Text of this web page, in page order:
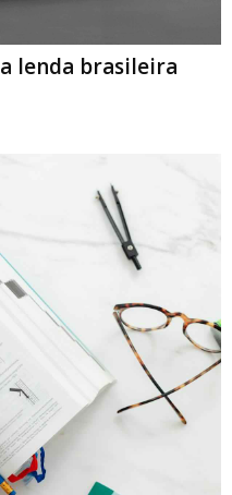
lenda brasileira